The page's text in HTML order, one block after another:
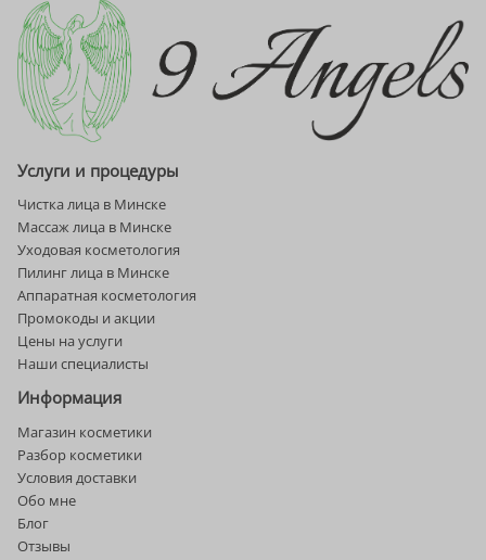
Услуги и процедуры
Чистка лица в Минске
Массаж лица в Минске
Уходовая косметология
Пилинг лица в Минске
Аппаратная косметология
Промокоды и акции
Цены на услуги
Наши специалисты
Информация
Магазин косметики
Разбор косметики
Условия доставки
Обо мне
Блог
Отзывы